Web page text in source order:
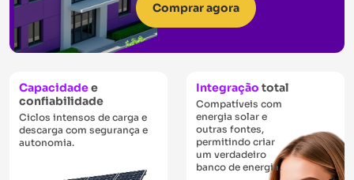
Comprar agora
Capacidadee
confiabilidade
Ciclos intensos de carga e
descarga com segurança e
autonomia.
Integração total
Compatíveis com
energia solar e
outras fontes,
permitindo criar
um verdadeiro
banco de energia.